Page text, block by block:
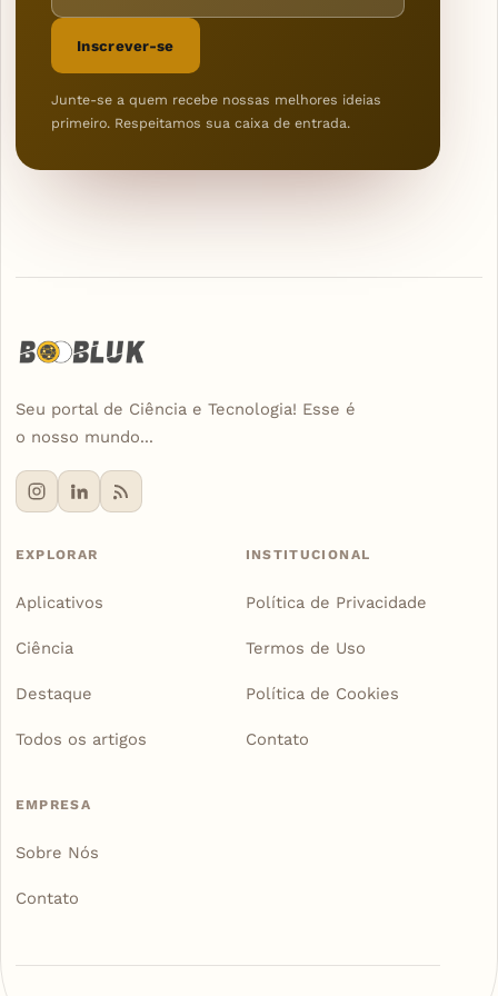
Inscrever-se
Junte-se a quem recebe nossas melhores ideias
primeiro. Respeitamos sua caixa de entrada.
Seu portal de Ciência e Tecnologia! Esse é
o nosso mundo...
EXPLORAR
Aplicativos
Ciência
Destaque
Todos os artigos
INSTITUCIONAL
Política de Privacidade
Termos de Uso
Política de Cookies
Contato
EMPRESA
Sobre Nós
Contato